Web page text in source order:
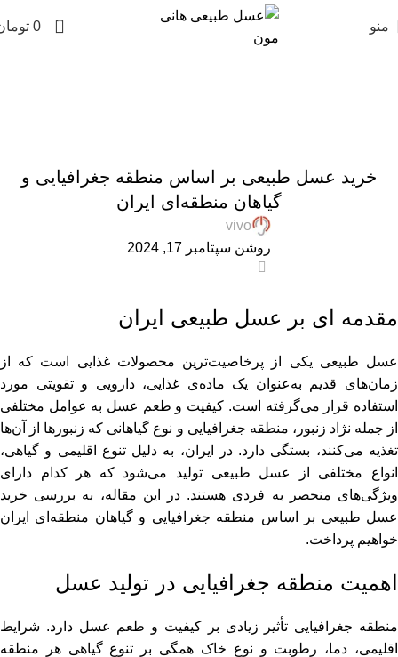
منو 0
0
خرید عسل طبیعی بر اساس منطقه جغرافیایی و
گیاهان منطقه‌ای ایران
vivo
روشن سپتامبر 17, 2024
مقدمه ای بر عسل طبیعی ایران
عسل طبیعی یکی از پرخاصیت‌ترین محصولات غذایی است که از
زمان‌های قدیم به‌عنوان یک ماده‌ی غذایی، دارویی و تقویتی مورد
استفاده قرار می‌گرفته است. کیفیت و طعم عسل به عوامل مختلفی
از جمله نژاد زنبور، منطقه جغرافیایی و نوع گیاهانی که زنبورها از آن‌ها
تغذیه می‌کنند، بستگی دارد. در ایران، به دلیل تنوع اقلیمی و گیاهی،
انواع مختلفی از عسل طبیعی تولید می‌شود که هر کدام دارای
ویژگی‌های منحصر به فردی هستند. در این مقاله، به بررسی خرید
عسل طبیعی بر اساس منطقه جغرافیایی و گیاهان منطقه‌ای ایران
خواهیم پرداخت.
اهمیت منطقه جغرافیایی در تولید عسل
منطقه جغرافیایی تأثیر زیادی بر کیفیت و طعم عسل دارد. شرایط
اقلیمی، دما، رطوبت و نوع خاک همگی بر تنوع گیاهی هر منطقه